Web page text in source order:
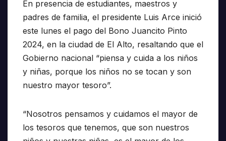
En presencia de estudiantes, maestros y
padres de familia, el presidente Luis Arce inició
este lunes el pago del Bono Juancito Pinto
2024, en la ciudad de El Alto, resaltando que el
Gobierno nacional “piensa y cuida a los niños
y niñas, porque los niños no se tocan y son
nuestro mayor tesoro”.
“Nosotros pensamos y cuidamos el mayor de
los tesoros que tenemos, que son nuestros